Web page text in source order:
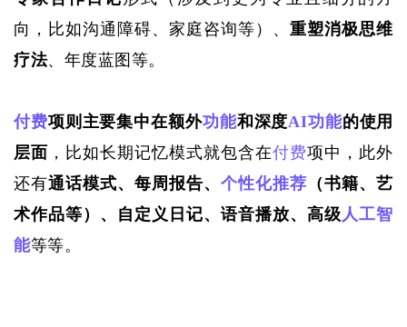
向，比如沟通障碍、家庭咨询等）、重塑消极思维
疗法、年度蓝图等。
付费项则主要集中在额外功能和深度AI功能的使用
层面 ，比如长期记忆模式就包含在付费项中，此外
还有通话模式、每周报告、个性化推荐 （书籍、艺
术作品等）、自定义日记、语音播放、高级人工智
能等等。